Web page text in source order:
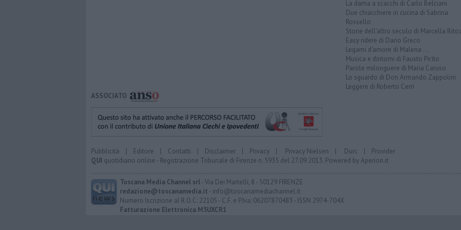
La dama a scacchi di Carlo Belciani
Due chiacchiere in cucina di Sabrina
Rossello
Storie dell'altro secolo di Marcella
Easy ridere di Dario Greco
Legami d'amore di Malena ...
Musica e dintorni di Fausto Pirìto
Parole milonguere di Maria Caruso
Lo sguardo di Don Armando Zappolini
Leggere di Roberto Cerri
ASSOCIATO
Pubblicità | Editore | Contatti | Disclaimer | Privacy | Privacy Nielsen | Durc | Provider
QUI quotidiano online - Registrazione Tribunale di Firenze n. 5935 del 27.09.2013. Powered byAperion.it
Toscana Media Channel srl- Via Dei Martelli, 8 - 50129 FIRENZE
redazione@toscanamedia.it - info@toscanamediachannel.it
Numero Iscrizione al R.O.C: 22105 - C.F. e P.Iva: 06207870483 - ISSN 2974-704X
Fatturazione Elettronica M5UXCR1